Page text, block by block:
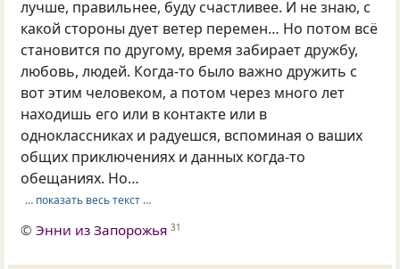
лучше, правильнее, буду счастливее. И не знаю, с
какой стороны дует ветер перемен… Но потом всё
становится по другому, время забирает дружбу,
любовь, людей. Когда-то было важно дружить с
вот этим человеком, а потом через много лет
находишь его или в контакте или в
одноклассниках и радуешся, вспоминая о ваших
общих приключениях и данных когда-то
обещаниях. Но…
… показать весь текст …
©Энни из Запорожья 31